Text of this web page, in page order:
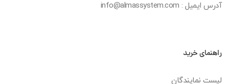
آدرس ایمیل : info@almassystem.com
راهنمای خرید
لیست نمایندگان